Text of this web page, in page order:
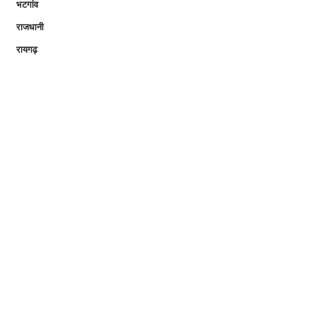
भटगांव
राजधानी
रायगढ़